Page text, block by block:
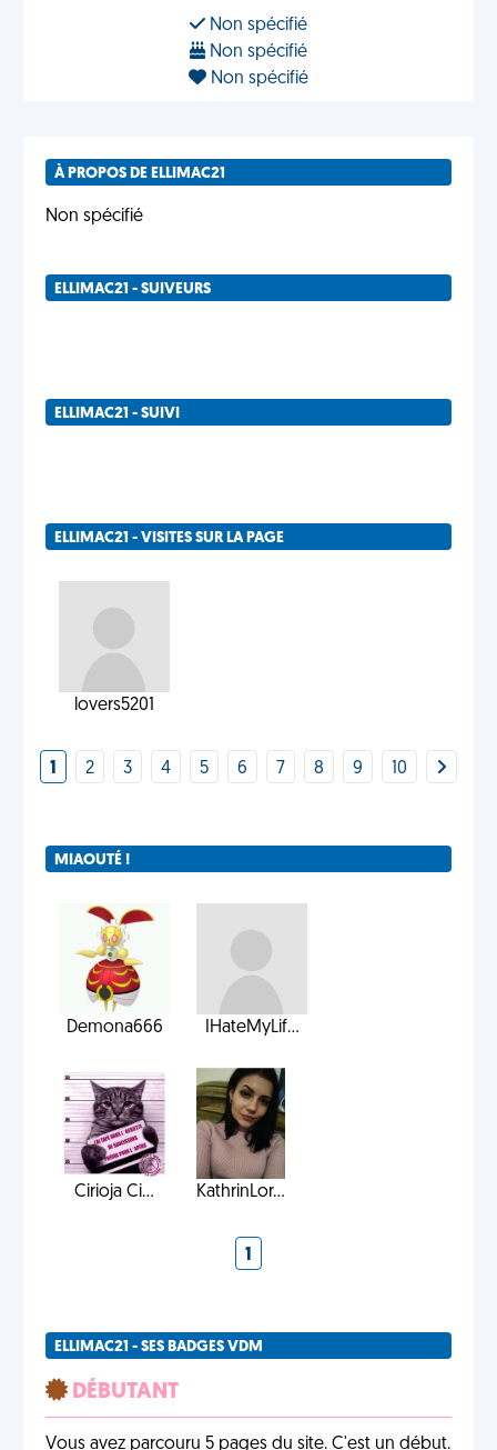
Non spécifié
Non spécifié
Non spécifié
À PROPOS DE ELLIMAC21
Non spécifié
ELLIMAC21 - SUIVEURS
ELLIMAC21 - SUIVI
ELLIMAC21 - VISITES SUR LA PAGE
lovers5201
1 2 3 4 5 6 7 8 9 10
MIAOUTÉ !
Demona666 IHateMyLif...
Cirioja Ci... KathrinLor...
1
ELLIMAC21 - SES BADGES VDM
DÉBUTANT
Vous avez parcouru 5 pages du site. C'est un début.